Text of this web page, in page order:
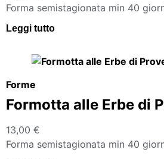
Forma semistagionata min 40
Leggi tutto
Forme
Formotta alle Erbe di
13,00 €
Forma semistagionata min 40